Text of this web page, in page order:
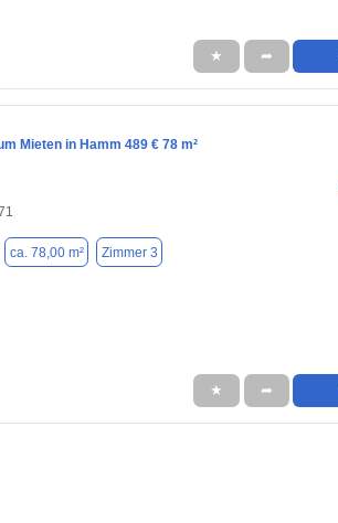
★ ➦
Mieten in Hamm 489 € 78 m²
ca. 78,00 m² Zimmer 3
★ ➦